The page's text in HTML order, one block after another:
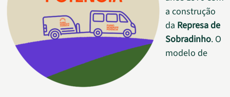
a construção
da Represa de
Sobradinho. O
modelo de